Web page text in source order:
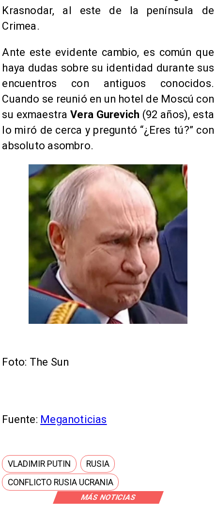
MÁS NOTICIAS
Krasnodar, al este de la península de
Crimea.
Ante este evidente cambio, es común que
haya dudas sobre su identidad durante sus
encuentros con antiguos conocidos.
Cuando se reunió en un hotel de Moscú con
su exmaestraVera Gurevich (92 años), esta
lo miró de cerca y preguntó “¿Eres tú?” con
absoluto asombro.
Foto: The Sun
Fuente: Meganoticias
VLADIMIR PUTIN
RUSIA
CONFLICTO RUSIA UCRANIA